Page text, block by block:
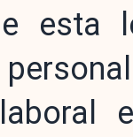
esta